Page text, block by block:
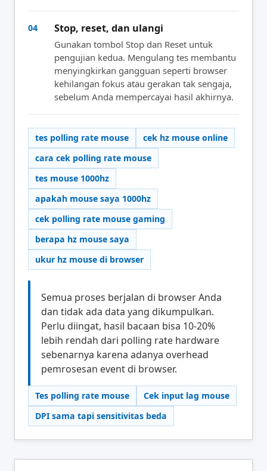
04 Stop, reset, dan ulangi
Gunakan tombol Stop dan Reset untuk
pengujian kedua. Mengulang tes membantu
menyingkirkan gangguan seperti browser
kehilangan fokus atau gerakan tak sengaja,
sebelum Anda mempercayai hasil akhirnya.
tes polling rate mouse
cek hz mouse online
cara cek polling rate mouse
tes mouse 1000hz
apakah mouse saya 1000hz
cek polling rate mouse gaming
berapa hz mouse saya
ukur hz mouse di browser
Semua proses berjalan di browser Anda
dan tidak ada data yang dikumpulkan.
Perlu diingat, hasil bacaan bisa 10-20%
lebih rendah dari polling rate hardware
sebenarnya karena adanya overhead
pemrosesan event di browser.
Tes polling rate mouse
Cek input lag mouse
DPI sama tapi sensitivitas beda